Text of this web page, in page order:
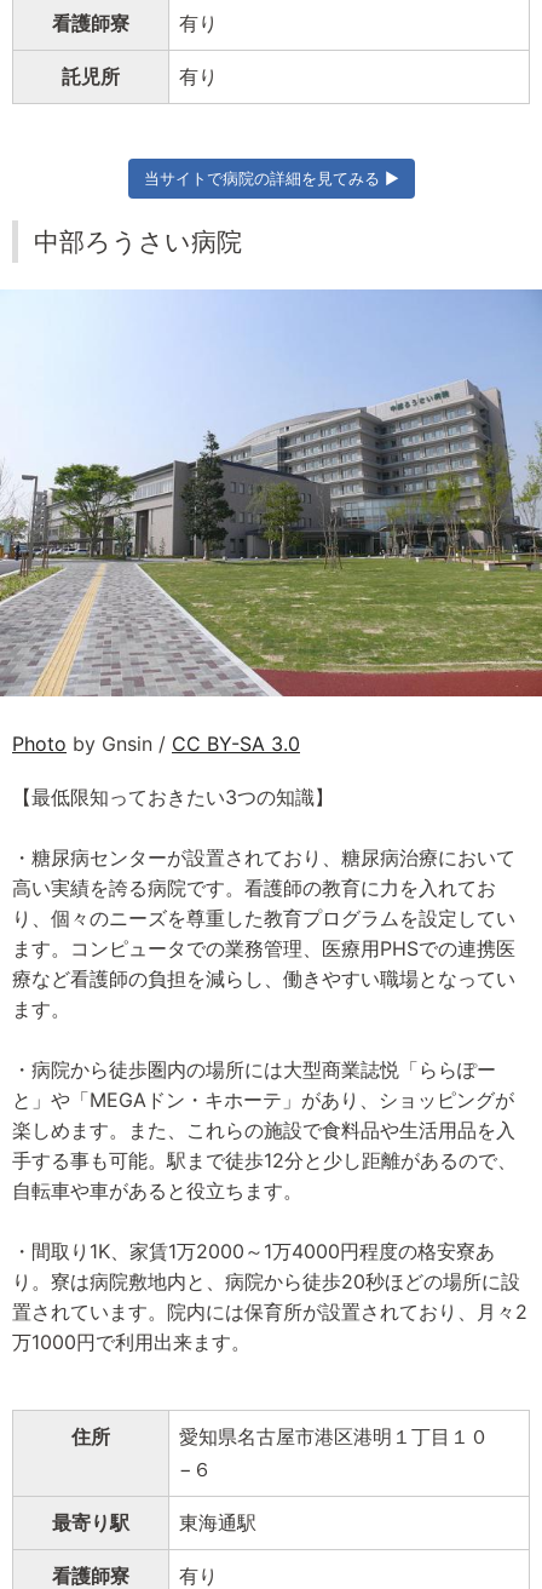
看護師寮 有り
託児所 有り
当サイトで病院の詳細を見てみる ▶
中部ろうさい病院
Photo by Gnsin / CC BY-SA 3.0
【最低限知っておきたい3つの知識】
・糖尿病センターが設置されており、糖尿病治療において
高い実績を誇る病院です。看護師の教育に力を入れてお
り、個々のニーズを尊重した教育プログラムを設定してい
ます。コンピュータでの業務管理、医療用PHSでの連携医
療など看護師の負担を減らし、働きやすい職場となってい
ます。
・病院から徒歩圏内の場所には大型商業誌悦「ららぽー
と」や「MEGAドン・キホーテ」があり、ショッピングが
楽しめます。また、これらの施設で食料品や生活用品を入
手する事も可能。駅まで徒歩12分と少し距離があるので、
自転車や車があると役立ちます。
・間取り1K、家賃1万2000～1万4000円程度の格安寮あ
り。寮は病院敷地内と、病院から徒歩20秒ほどの場所に設
置されています。院内には保育所が設置されており、月々2
万1000円で利用出来ます。
住所
愛知県名古屋市港区港明１丁目１０
−６
最寄り駅 東海通駅
看護師寮 有り